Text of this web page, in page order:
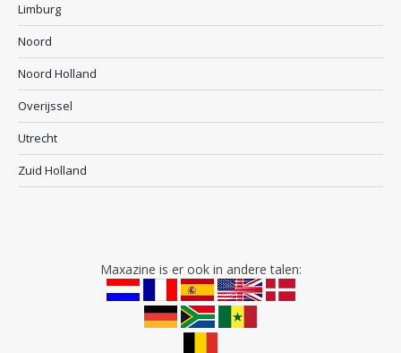
Limburg
Noord
Noord Holland
Overijssel
Utrecht
Zuid Holland
Maxazine is er ook in andere talen: